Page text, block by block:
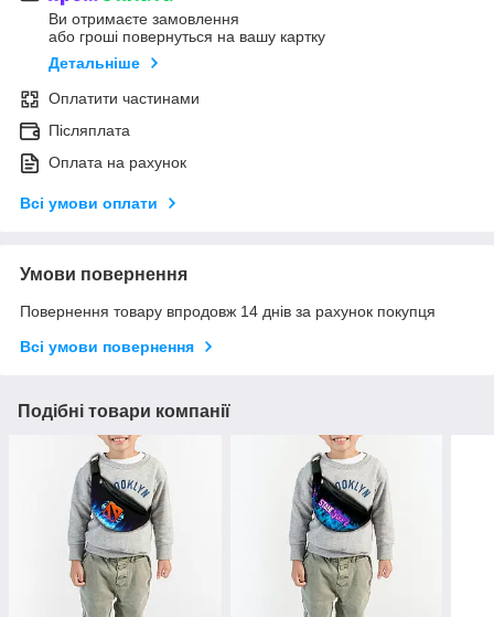
Ви отримаєте замовлення
або гроші повернуться на вашу картку
Детальніше
Оплатити частинами
Післяплата
Оплата на рахунок
Всі умови оплати
Умови повернення
Повернення товару впродовж 14 днів за рахунок покупця
Всі умови повернення
Подібні товари компанії